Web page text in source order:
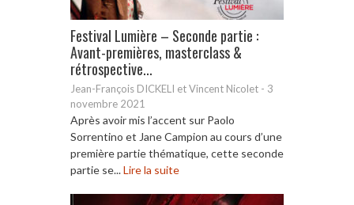
Festival Lumière – Seconde partie :
Avant-premières, masterclass &
rétrospective...
Jean-François DICKELI et Vincent Nicolet - 3
novembre 2021
Après avoir mis l’accent sur Paolo
Sorrentino et Jane Campion au cours d’une
première partie thématique, cette seconde
partie se...Lire la suite